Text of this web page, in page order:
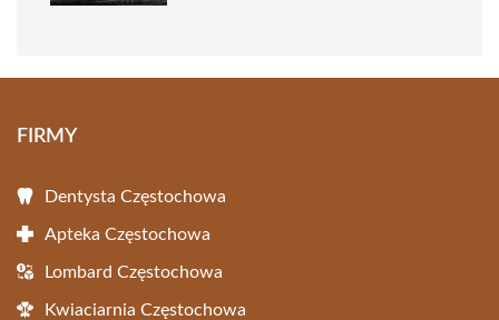
FIRMY
Dentysta Częstochowa
Apteka Częstochowa
Lombard Częstochowa
Kwiaciarnia Częstochowa